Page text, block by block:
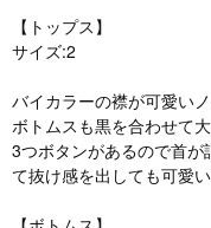
【トップス】
サイズ:2
バイカラーの襟が可愛い
ボトムスも黒を合わせて
3つボタンがあるので首
て抜け感を出しても可愛い